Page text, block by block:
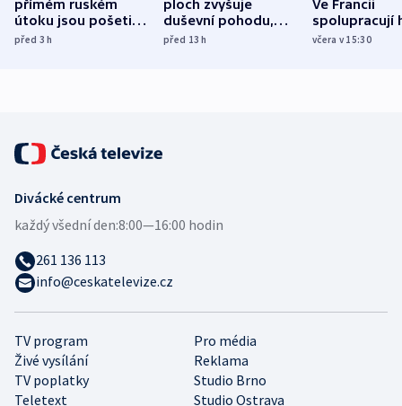
přímém ruském
útoku jsou pošetilé,
míní estonský
před 3h
ploch zvyšuje
duševní pohodu,
ukázala
před 13h
Ve Francii
spolupracují
různých zemí
včera v 15:30
TV program
Pro média
Živé vysílání
Reklama
TV poplatky
Studio Brno
Teletext
Studio Ostrava
Divácké centrum
každý všední den:8:00—16:00 hodin
261 136 113
info@ceskatelevize.cz